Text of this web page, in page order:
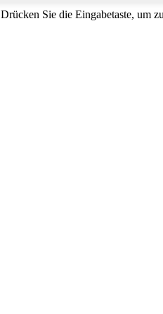
Drücken Sie die Eingabetaste, um